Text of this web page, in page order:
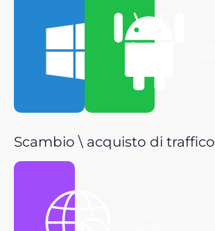
Scarica per
Scambio \ acquisto di traffico